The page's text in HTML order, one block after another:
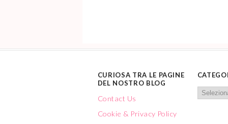
CURIOSA TRA LE PAGINE
DEL NOSTRO BLOG
Contact Us
Cookie & Privacy Policy